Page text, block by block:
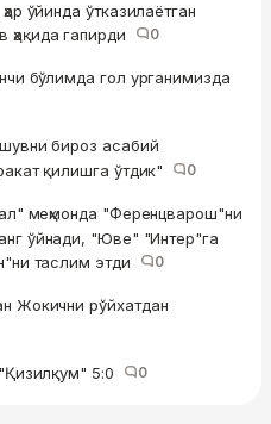
ўйинда ўтказилаётган
гапирди
0
бўлимда гол урганимизда
бироз асабий
қилишга ўтдик"
0
меҳмонда "Ференцварош"ни
ўйнади, "Юве" "Интер"га
таслим этди
0
Жокични рўйхатдан
5:0 0